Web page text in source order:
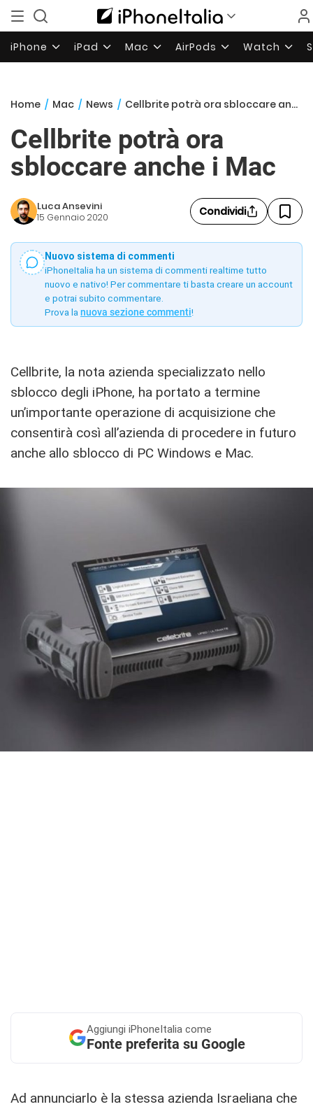
iPhone iPad Mac AirPods Watch
Home / Mac / News / Cellbrite potrà ora sbloccare anche i Mac
Cellbrite potrà ora
sbloccare anche i Mac
Luca Ansevini
15 Gennaio 2020 Condividi
Nuovo sistema di commenti
iPhoneItalia ha un sistema di commenti realtime tutto
nuovo e nativo! Per commentare ti basta creare un account
e potrai subito commentare.
Prova la nuova sezione commenti!
Cellbrite, la nota azienda specializzato nello
sblocco degli iPhone, ha portato a termine
un’importante operazione di acquisizione che
consentirà così all’azienda di procedere in futuro
anche allo sblocco di PC Windows e Mac.
Aggiungi iPhoneItalia come
Fonte preferita su Google
Ad annunciarlo è la stessa azienda Israeliana che